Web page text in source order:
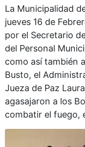
La Municipalidad
jueves 16 de
por el Secretario
del Personal
como así también
Busto, el
Jueza de Paz
agasajaron a los
combatir el fuego,